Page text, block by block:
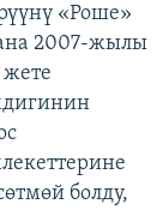
«Роше»
2007-жылы
болду,